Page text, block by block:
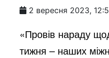
2 вересня 2023,
«Провів нараду
тижня – наших